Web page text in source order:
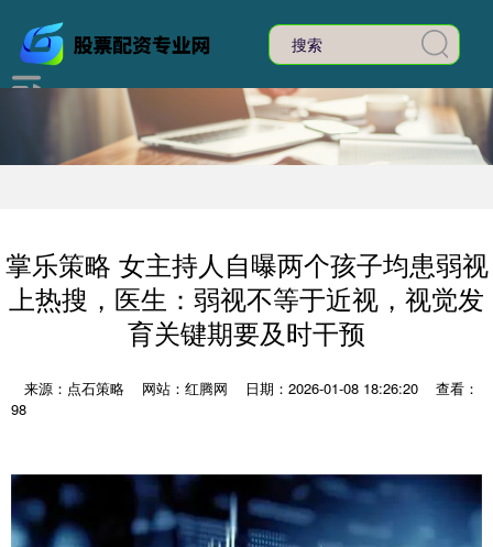
掌乐策略 女主持人自曝两个孩子均患弱视
上热搜，医生：弱视不等于近视，视觉发
育关键期要及时干预
来源：点石策略 网站：红腾网 日期：2026-01-08 18:26:20
查看：
98